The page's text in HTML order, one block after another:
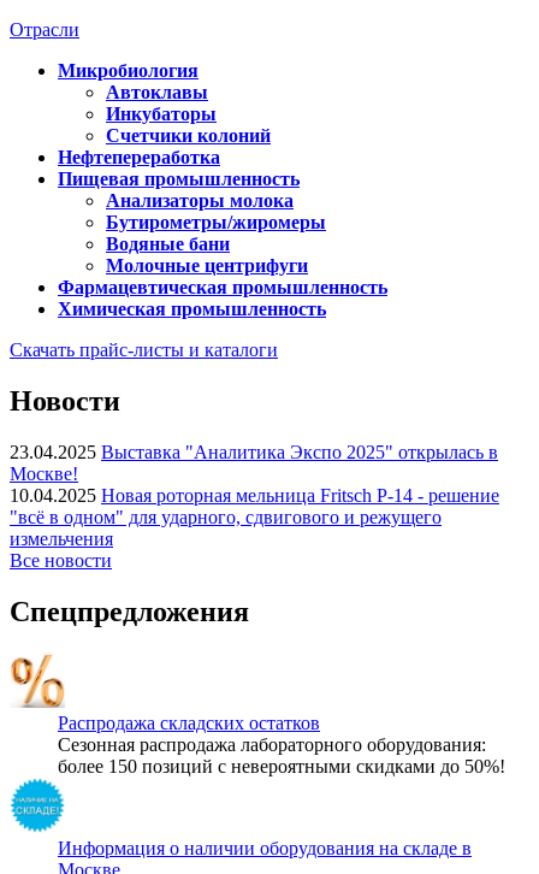
Отрасли
Микробиология
Автоклавы
Инкубаторы
Счетчики колоний
Нефтепереработка
Пищевая промышленность
Анализаторы молока
Бутирометры/жиромеры
Водяные бани
Молочные центрифуги
Фармацевтическая промышленность
Химическая промышленность
Скачать прайс-листы и каталоги
Новости
23.04.2025 Выставка "Аналитика Экспо 2025" открылась в
Москве!
10.04.2025 Новая роторная мельница Fritsch P-14 - решение
"всё в одном" для ударного, сдвигового и режущего
измельчения
Все новости
Спецпредложения
Распродажа складских остатков
Сезонная распродажа лабораторного оборудования:
более 150 позиций с невероятными скидками до 50%!
Информация о наличии оборудования на складе в
Москве